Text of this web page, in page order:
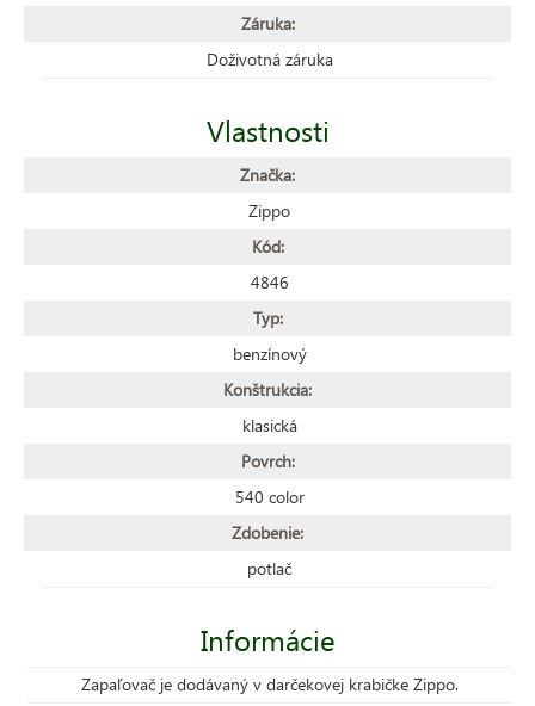
Záruka:
Doživotná záruka
Vlastnosti
Značka:
Zippo
Kód:
4846
Typ:
benzínový
Konštrukcia:
klasická
Povrch:
540 color
Zdobenie:
potlač
Informácie
Zapaľovač je dodávaný v darčekovej krabičke Zippo.